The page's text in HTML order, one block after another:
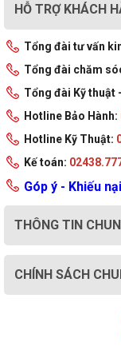
Kiểu Pin
Sạc pin
Hệ điều hành (bản
quyền) đi kèm
Kích thước (Dài x
Rộng x Cao)
Trọng Lượng
Màu sắc
HỖ TRỢ KHÁCH
Tổng đài tư vấn
Tổng đài chăm
Tổng đài Kỹ thuật
Hotline Bảo Hành:
Hotline Kỹ Thuật:
Kế toán:
Góp ý - Khiếu
THÔNG TIN
CHÍNH SÁCH